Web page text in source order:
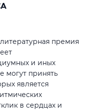
премия
и иных
могут принять
является
в сердцах и